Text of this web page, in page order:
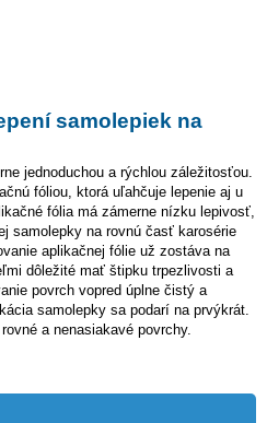
samolepiek na
jednoduchou a rýchlou záležitosťou.
fóliou, ktorá uľahčuje lepenie aj u
fólia má zámerne nízku lepivosť,
samolepky na rovnú časť karosérie
aplikačnej fólie už zostáva na
dôležité mať štipku trpezlivosti a
povrch vopred úplne čistý a
samolepky sa podarí na prvýkrát.
a nenasiakavé povrchy.